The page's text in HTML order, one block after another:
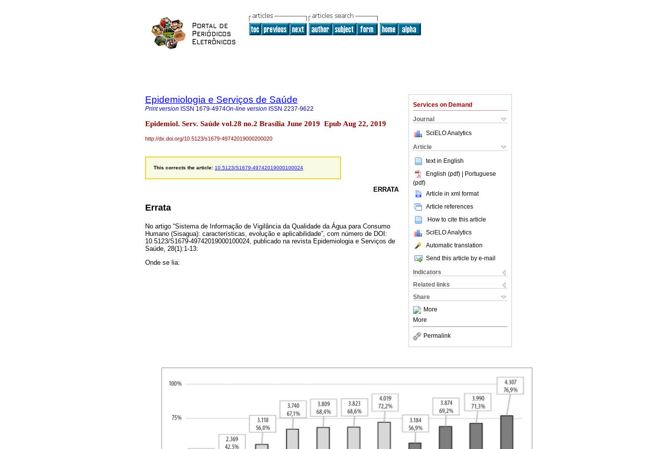
Services on Demand
Journal
SciELO Analytics
Article
text in English
English (pdf) | Portuguese
(pdf)
Article in xml format
Article references
How to cite this article
SciELO Analytics
Automatic translation
Send this article by e-mail
Indicators
Related links
Share
More
More
Permalink
Epidemiologia e Serviços de Saúde
Print version ISSN 1679-4974On-line version ISSN 2237-9622
Epidemiol. Serv. Saúde vol.28 no.2 Brasília June 2019 Epub Aug 22, 2019
http://dx.doi.org/10.5123/s1679-49742019000200020
This corrects the article: 10.5123/S1679-49742019000100024
ERRATA
Errata
No artigo “Sistema de Informação de Vigilância da Qualidade da Água para Consumo
Humano (Sisagua): características, evolução e aplicabilidade”, com número de DOI:
10.5123/S1679-49742019000100024, publicado na revista Epidemiologia e Serviços de
Saúde, 28(1):1-13:
Onde se lia: